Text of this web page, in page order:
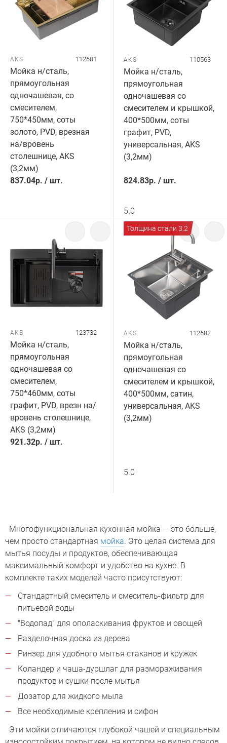
AKS 112681
Мойка н/сталь,
прямоугольная
одночашевая, со
смесителем,
750*450мм, соты
золото, PVD, врезная
на/вровень
столешнице, AKS
(3,2мм)
837.04р. / шт.
AKS 110563
Мойка н/сталь,
прямоугольная
одночашевая со
смесителем и крышкой,
400*500мм, соты
графит, PVD,
универсальная, AKS
(3,2мм)
824.83р. / шт.
5.0
AKS 123732
Мойка н/сталь,
прямоугольная
одночашевая cо
смесителем,
750*460мм, соты
графит, PVD, врезн на/
вровень столешнице,
AKS (3,2мм)
921.32р. / шт.
Толщина стали 3.2
AKS 112682
Мойка н/сталь,
прямоугольная
одночашевая со
смесителем и крышкой,
400*500мм, сатин,
универсальная, AKS
(3,2мм)
5.0
Многофункциональная кухонная мойка — это больше,
чем просто стандартная мойка. Это целая система для
мытья посуды и продуктов, обеспечивающая
максимальный комфорт и удобство на кухне. В
комплекте таких моделей часто присутствуют:
Стандартный смеситель и смеситель-фильтр для
питьевой воды
"Водопад" для ополаскивания фруктов и овощей
Разделочная доска из дерева
Ринзер для удобного мытья стаканов и кружек
Коландер и чаша-дуршлаг для размораживания
продуктов и сушки после мытья
Дозатор для жидкого мыла
Все необходимые крепления и сифон
Эти мойки отличаются глубокой чашей и специальным